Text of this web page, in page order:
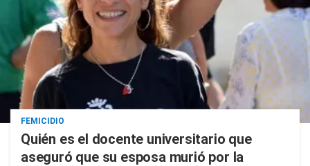
FEMICIDIO
Quién es el docente universitario que
aseguró que su esposa murió por la